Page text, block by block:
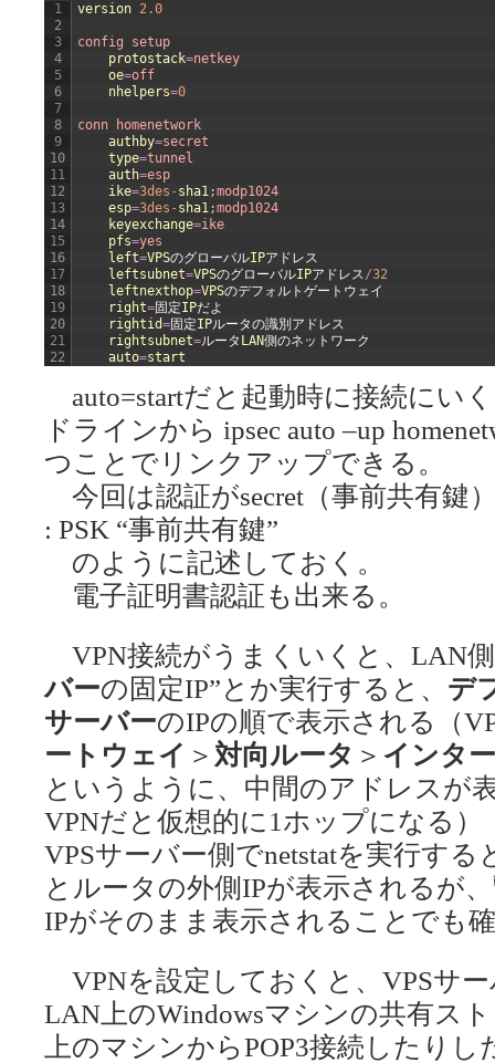
1
2
3
4
5
6
7
8
9
10
11
12
13
14
15
16
17
18
19
20
21
22
version 2.0
config setup
protostack=netkey
oe=off
nhelpers=0
conn
homenetwork
authby=secret
type=tunnel
auth=esp
ike=3des - sha1;modp1024
esp=3des - sha1;modp1024
keyexchange=ike
pfs=yes
left=VPSのグローバルIPアドレス
leftsubnet=VPSのグローバルIPアドレス/32
leftnexthop=VPSのデフォルトゲートウェイ
right=固定IPだよ
rightid=固定IPルータの識別アドレス
rightsubnet=ルータ LAN側のネットワーク
auto=start
auto=startだと起動時に接続にい
ドラインから ipsec auto –up
つことでリンクアップできる。
今回は認証がsecret（事前共有鍵
: PSK “事前共有鍵”
のように記述しておく。
電子証明書認証も出来る。
VPN接続がうまくいくと、LAN側
バーの固定IP”とか実行すると、 デ
サーバーのIPの順で表示される（
ートウェイ ＞ 対向ルータ ＞ インタ
というように、中間のアドレスが
VPNだと仮想的に1ホップになる）
VPSサーバー側でnetstatを実行す
とルータの外側IPが表示されるが
IPがそのまま表示されることでも
VPNを設定しておくと、VPSサー
LAN上のWindowsマシンの共有ス
上のマシンからPOP3接続したり